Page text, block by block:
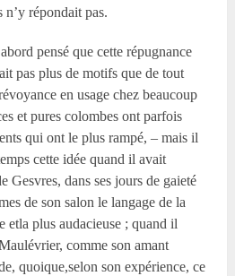
n’y répondait pas.
pensé que cette répugnance
pas plus de motifs que de tout
en usage chez beaucoup
et pures colombes ont parfois
qui ont le plus rampé, – mais il
cette idée quand il avait
Gesvres, dans ses jours de gaieté
de son salon le langage de la
etla plus audacieuse ; quand il
comme son amant
quoique,selon son expérience, ce